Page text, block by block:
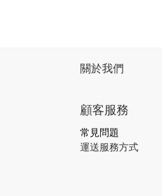
關於我們
顧客服務
常見問題
運送服務方式